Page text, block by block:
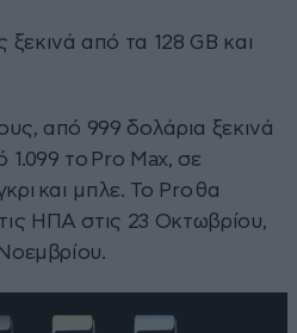
από τα 128 GB και
από 999 δολάρια ξεκινά
1.099 το Pro Max, σε
και μπλε. To Pro θα
ΗΠΑ στις 23 Οκτωβρίου,